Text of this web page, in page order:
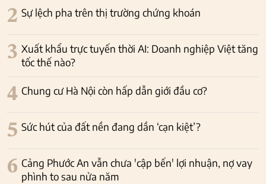
2 Sự lệch pha trên thị trường chứng khoán
3 Xuất khẩu trực tuyến thời AI: Doanh nghiệp Việt tăng
tốc thế nào?
4 Chung cư Hà Nội còn hấp dẫn giới đầu cơ?
5 Sức hút của đất nền đang dần ‘cạn kiệt’?
6 Cảng Phước An vẫn chưa 'cập bến' lợi nhuận, nợ vay
phình to sau nửa năm